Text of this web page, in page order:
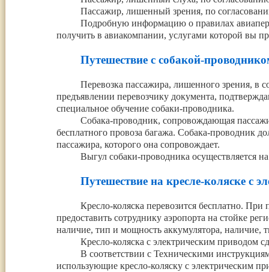
Пассажир, лишенный зрения, по
Подробную информацию о правилах
получить в авиакомпании, услугами которой вы
Путешествие с собакой-
Перевозка пассажира, лишенного зрения, в
предъявлении перевозчику документа,
специальное обучение собаки-проводника.
Собака-проводник, сопровождающая
бесплатного провоза багажа. Собака-проводник
пассажира, которого она сопровождает.
Выгул собаки-проводника осуществляется
Путешествие на кресле-коляске с
Кресло-коляска перевозится бесплатно. При
предоставить сотруднику аэропорта на стойке
наличие, тип и мощность аккумулятора, наличие,
Кресло-коляска с электрическим приводом
В соответствии с Техническими
использующие кресло-коляску с электрическим